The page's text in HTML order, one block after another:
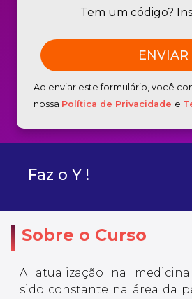
Tem um código?
Ao enviar este formulário, você
nossa Política de Privacidade e
Faz o Y !
Sobre o Curso
A atualização na
sido constante na área da